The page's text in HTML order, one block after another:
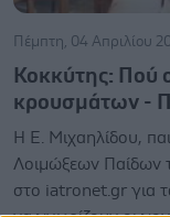
Πέμπτη, 04 Απριλίου
Κοκκύτης: Πού
κρουσμάτων -
Η Ε. Μιχαηλίδου,
Λοιμώξεων Παίδων
στο iatronet.gr για